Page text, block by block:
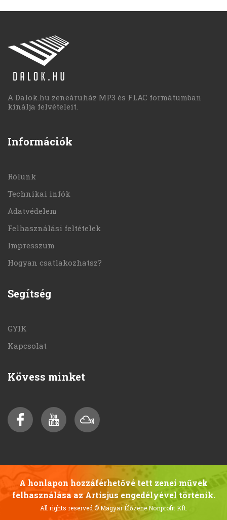
A Dalok.hu zeneáruház MP3 és FLAC formátumban
kínálja felvételeit.
Információk
Rólunk
Technikai infók
Adatvédelem
Felhasználási feltételek
Impresszum
Hogyan csatlakozhatsz?
Segítség
GYIK
Kapcsolat
Kövess minket
A honlapon hozzáférhetővé tett zenei művek
felhasználása az Artisjus engedélyével történik.
All rights reserved © Magyar Élőzene Nonprofit Kft.